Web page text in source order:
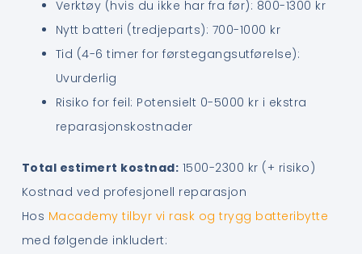
Verktøy (hvis du ikke har fra før): 800-1300 kr
Nytt batteri (tredjeparts): 700-1000 kr
Tid (4-6 timer for førstegangsutførelse):
Uvurderlig
Risiko for feil: Potensielt 0-5000 kr i ekstra
reparasjonskostnader
Total estimert kostnad: 1500-2300 kr (+ risiko)
Kostnad ved profesjonell reparasjon
Hos Macademy tilbyr vi rask og trygg batteribytte
med følgende inkludert: